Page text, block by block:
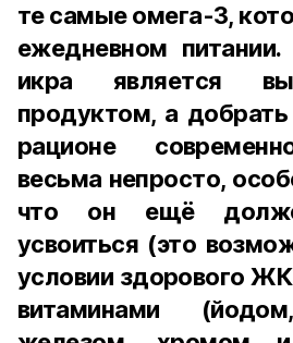
те самые омега-3,
ежедневном
икра является
продуктом, а
рационе
весьма непросто,
что он ещё
усвоиться (это
условии здорового
витаминами